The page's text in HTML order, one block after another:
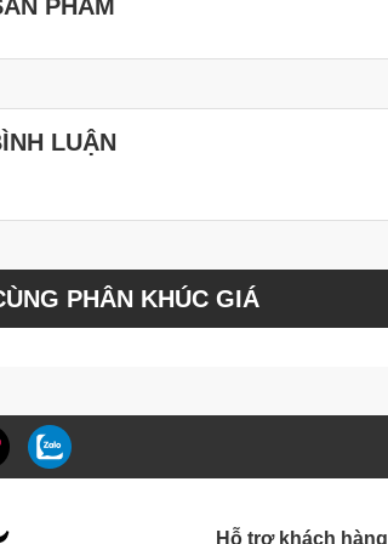
PHẨM
LUẬN
PHÂN KHÚC GIÁ
Hỗ trợ khách hàng